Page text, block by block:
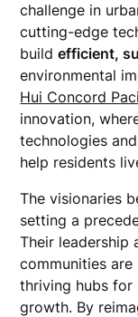
challenge in
cutting-edge
buildefficient,
environmental
Hui Concord
innovation,
technologies
help residents
The visionaries
setting a
Their leadership
communities
thriving hubs for
growth. By